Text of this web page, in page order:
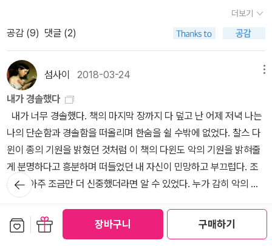
장바구니 구매하기
다. 그리고 죽은 자은과 그 사실을 모르는 산아가 안타까웠다. 사건 하
나 하나 재미있었는데, 자은은 언제까지 자신의 정체를 숨긴 채 활약
할 수 있을까. 과거나 지금이나 자신의 삶을 자유롭게 선택하고 책임
지는 일이란 참 어렵구나 싶다. 왕의 눈에까지 들었으니, 이제 자은은
왕의 일도 해결하고 자신이 누구인지도 깨닫게 될까. 그 여정이 길어
지면 좋겠다는 생각이 들었다. 왕세자가 궁을 비운 때, 살인사건이 일
어났다. 살인범으로 지목된 이는 정수 의녀. 현 의녀가 존경하고 좋아
하는 스승이었다. 현 의녀는 스승이 범인이 아니라고 믿었고, 종사관
어진과 함께 수사를 하게 되었다.왕의 가정폭력은 국가의 재난이었
다. 같은 조건이라도 신분에 따라 미치는 영향이나 결과가 달라졌다.
심한 압박 속에 사도세자는 미쳐갔고, 미친 짓을 한들 주변에서는 쉬
쉬했고, 결국 애꿎은 궁인들만 피해를 입었다. 정말로 세자가 범인일
까.현 의녀와 종사관 어진은 범인을 찾고 잡을 수 있을까. 궁 안에서
벌어지는 핏빛 사건들은 잔혹하면서도 애처로웠다. 이 책의 범주는
토리도 있다. 도러시아와 캐소본 목사의 결혼 이야기가 일단 커다란
메인 스토리인데...둘 나이 차이가 무려 스물 일곱살이다 캐소본 목사
가 45살, 도러시아가 18살......근데 도러시아가 원해서 한 결혼이다.
설상가상 둘이 결혼하고나서 신혼여행지에서부터 삐그덕 거린다. 도
러시아에게 고등교육의 기회가 있었다면 캐소본 목사와 결혼을 하겠
다는 엉뚱한 생각은 하지 않았을 거라고 장담할 수 있다. 지금 1권의
절반 이상 읽었는데 2권은 속도를 낼 수 있을까... 아마존 킨들에서 원
서 전자책을 사봤다. 단어 뜻을 알려주는 Word Wise 기능이 너무 신
기해서다. 원서 읽다가 사전 찾아보는 게 너무 귀찮아서 슬렁슬렁 읽
었는데 이 기능은 그야말로 혁신이요 혁명이다. 이제서야 알게 된 것
이 원통하다.아마존에 전자책을 사려고 들어가보니까 예상 외로 가격
대가 높았다. 13~15달러 정도인데 요즘 환율이 높아서 거의 이만원
환타,는 환상을 깬다는 의미. 인도뿐 아니라 홍콩, 오키나와 역시. 여
행은 환상을 깨는 맛이다, 라고 하는데 오키나와에 대해서는 무엇을
고 하는데. 만약 환타가 제주도를 여행한다면 어떨까. 아름다운 월정
리 바닷가를 바라보며 그 아름다운 바닷가에서 4.3의 대학살이 이루
어졌음을 떠올리게 할까? 아니, 서경식님의 이야기처럼 제주도를 올
때 비행기가 착륙을 준비하는 동안 그 아래에 파묻혀있는 사삼사건
희생자들을 떠올리며 마음아프다고... 할까. ... 그래픽노블 모
비딕은 엊그제 다 읽었다. 분명 텍스트로도 읽었었는데, 잘 기억이 나
지 않...기도 하고. 그래픽노블로 읽으면서 새삼 느끼는건데, 어렸을
때 왜 이런 무서운 모비딕을 읽었을까...를 생각하지 않을 수 없다. 더
구나 어렸을 때는 모비딕의 텍스트 자체가 재미없기도 했는데 말이
을 많이 읽어보지 못했는데 요즘, 특히 장르소설에 가까운 책들을 읽
재미있어 보인다. 동아리 활동에서 했는데, 아이들을 작품을 제대로
살펴보지 못했는데, 선생님을 위한 도시락 선물도 있었다며 좋아하는
모습에 우리 모두 미소를 ^^ 1학년 친구들과 낱말 공장 나라를
자신이 소중하게 생각하는 낱말 10가지를 적어보고 그것을 유목화하
여 아이들이 소중하게 생각하는 단어들을 찾아본 이야기도 뜻깊었다.
아이들이 가장 소중하게 여기는 단어는 과연? 어떤 목용탕이 좋
아? 어떤 화장실이 좋아? 어떤 이불이 좋아? 시리즈 도서인데 아이
들의 반응이 뜨거웠다고 한다. 수영장의 작가의 작품 이상한
집도 재미있다. 앵그리맨과 내가 엄마를 골랐어, 그리고 나의
자전거까지. 이야기를 보면서 어떤 활동을 하면 좋을지도 함
께 생각해 보니 참 좋다.모임에 학습지의 달인, 아이디어의 달인들이
넘쳐나서 참 좋다. 나는 이번에 박지리 작가에 대해 소개를 했고, 전
이수 어린이에 대해 관심을 가지게 되었다고 이야기 했다. 이 모
임 안 했으면 어쩔 뻔 했을까?하나 보다 둘이 낫고, 둘 보다 셋이 확실
더보기
공감 (9) 댓글 (2)
섬사이 2018-03-24
내가 경솔했다
내가 너무 경솔했다. 책의 마지막 장까지 다 덮고 난 어제 저녁 나는
나의 단순함과 경솔함을 떠올리며 한숨을 쉴 수밖에 없었다. 찰스 다
윈이 종의 기원을 밝혔던 것처럼 이 책의 다윈도 악의 기원을 밝혀줄
게 분명하다고 흥분하며 떠들었던 내 자신이 민망하고 부끄럽다. 조
금만, 아주 조금만 더 신중했더라면 알 수 있었다. 누가 감히 악의 기
원을 밝힐 수 있을까. 그에 대한 증명이 가당키나 한 것인가. 너는
왜 그때 후드를 네온 강에 버리지 못했지? 왜 그 후드를 다시 집으로
갖고 와 원래 있던 지하실 상자 속에 그대로 넣어 두었지? 퇴근길에
더보기
공감 ( 12)댓글 (4)
뒤로가
기